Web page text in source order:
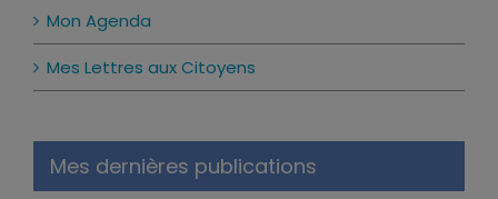
Mon Agenda
Mes Lettres aux Citoyens
Mes dernières publications